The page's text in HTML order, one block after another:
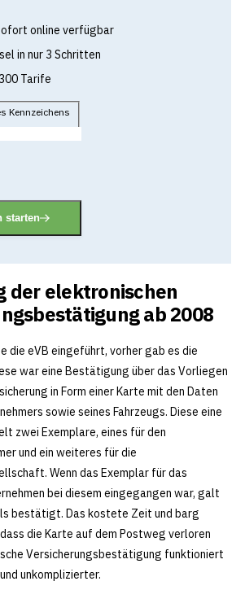
online verfügbar
in nur 3 Schritten
Tarife
Kennzeichens
starten
der elektronischen
ab 2008
die eVB eingeführt, vorher gab es die
war eine Bestätigung über das Vorliegen
in Form einer Karte mit den Daten
sowie seines Fahrzeugs. Diese eine
zwei Exemplare, eines für den
und ein weiteres für die
Wenn das Exemplar für das
bei diesem eingegangen war, galt
bestätigt. Das kostete Zeit und barg
die Karte auf dem Postweg verloren
Versicherungsbestätigung funktioniert
unkomplizierter.